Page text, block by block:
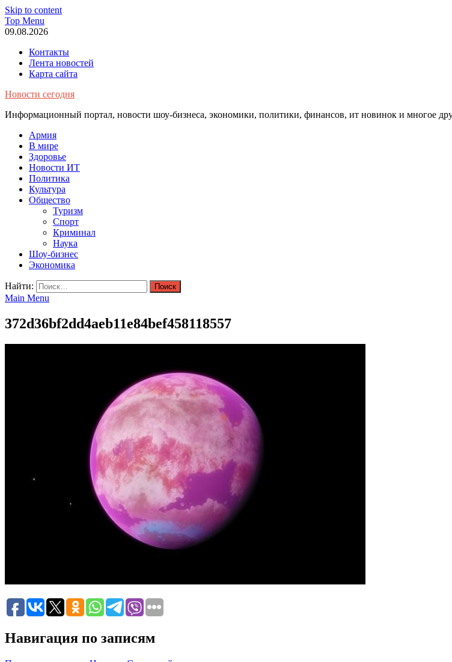
Skip to content
Top Menu
09.08.2026
Контакты
Лента новостей
Карта сайта
Новости сегодня
Информационный портал, новости шоу-бизнеса, экономики, политики, финансов, ит новинок и многое
Армия
В мире
Здоровье
Новости ИТ
Политика
Культура
Общество
Туризм
Спорт
Криминал
Наука
Шоу-бизнес
Экономика
Найти:
Main Menu
372d36bf2dd4aeb11e84bef458118557
Навигация по записям